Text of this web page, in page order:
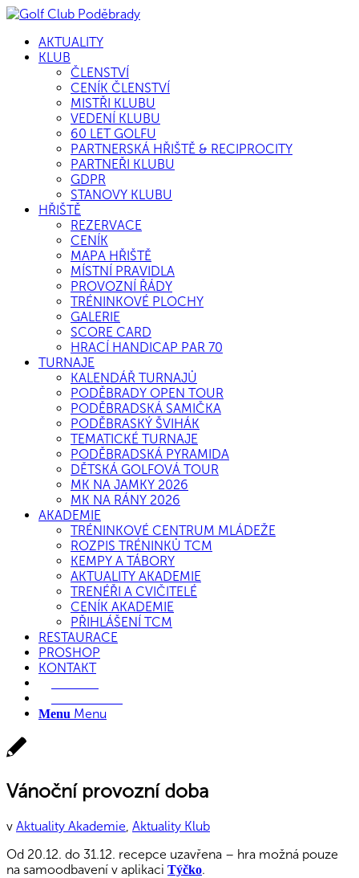
AKTUALITY
KLUB
ČLENSTVÍ
CENÍK ČLENSTVÍ
MISTŘI KLUBU
VEDENÍ KLUBU
60 LET GOLFU
PARTNERSKÁ HŘIŠTĚ & RECIPROCITY
PARTNEŘI KLUBU
GDPR
STANOVY KLUBU
HŘIŠTĚ
REZERVACE
CENÍK
MAPA HŘIŠTĚ
MÍSTNÍ PRAVIDLA
PROVOZNÍ ŘÁDY
TRÉNINKOVÉ PLOCHY
GALERIE
SCORE CARD
HRACÍ HANDICAP PAR 70
TURNAJE
KALENDÁŘ TURNAJŮ
PODĚBRADY OPEN TOUR
PODĚBRADSKÁ SAMIČKA
PODĚBRASKÝ ŠVIHÁK
TEMATICKÉ TURNAJE
PODĚBRADSKÁ PYRAMIDA
DĚTSKÁ GOLFOVÁ TOUR
MK NA JAMKY 2026
MK NA RÁNY 2026
AKADEMIE
TRÉNINKOVÉ CENTRUM MLÁDEŽE
ROZPIS TRÉNINKŮ TCM
KEMPY A TÁBORY
AKTUALITY AKADEMIE
TRENÉŘI A CVIČITELÉ
CENÍK AKADEMIE
PŘIHLÁŠENÍ TCM
RESTAURACE
PROSHOP
KONTAKT
Menu Menu
Vánoční provozní doba
v Aktuality Akademie, Aktuality Klub
Od 20.12. do 31.12. recepce uzavřena – hra možná pouze
na samoodbavení v aplikaci Týčko.